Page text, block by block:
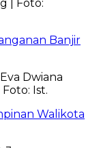
Banjir
Walikota